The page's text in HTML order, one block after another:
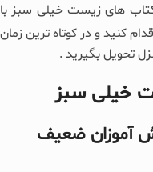
های زیست خیلی سبز با
کنید و در کوتاه ترین زمان
تحویل بگیرید .
خیلی سبز
آموزان ضعیف